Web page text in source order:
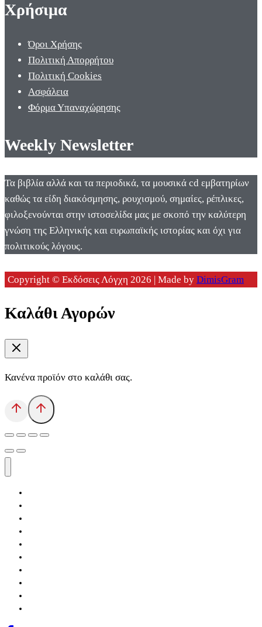
Χρήσιμα
Όροι Χρήσης
Πολιτική Απορρήτου
Πολιτική Cookies
Ασφάλεια
Φόρμα Υπαναχώρησης
Weekly Newsletter
Τα βιβλία αλλά και τα περιοδικά, τα μουσικά cd εμβατηρίων
καθώς τα είδη διακόσμησης, ρουχισμού, σημαίες, ρέπλικες,
φιλοξενούνται στην ιστοσελίδα μας με σκοπό την καλύτερη
γνώση της Ελληνικής και ευρωπαϊκής ιστορίας και όχι για
πολιτικούς λόγους.
Copyright © Εκδόσεις Λόγχη 2026 | Made by DimisGram
Καλάθι Αγορών
Κανένα προϊόν στο καλάθι σας.